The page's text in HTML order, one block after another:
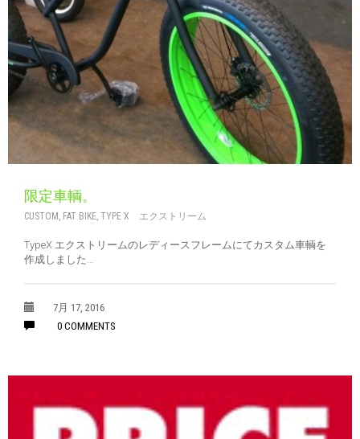
限定車輌。
CUSTOM , FAT BIKE, TYPE X エクストリーム
TypeX エクストリームのレディースフレームにてカスタム車輌を
作成しました…
7月 17, 2016
0 COMMENTS